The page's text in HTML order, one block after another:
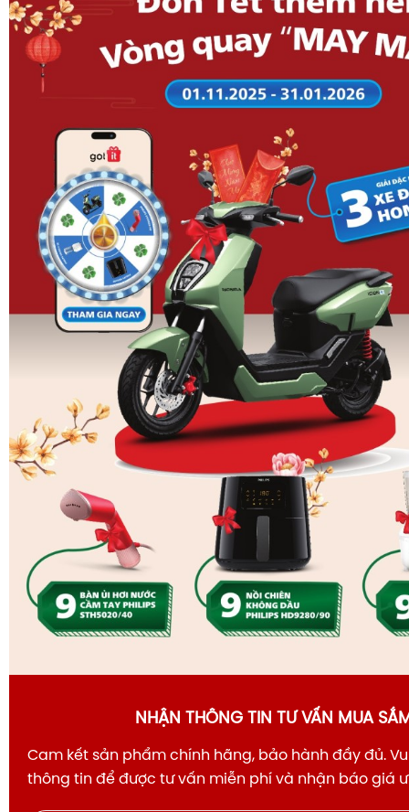
NHẬN THÔNG TIN TƯ VẤN MUA
Cam kết sản phẩm chính hãng, bảo hành đầy đủ.
thông tin để được tư vấn miễn phí và nhận báo giá